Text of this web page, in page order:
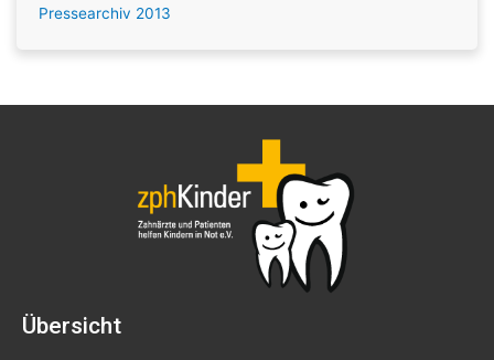
Pressearchiv 2013
Übersicht